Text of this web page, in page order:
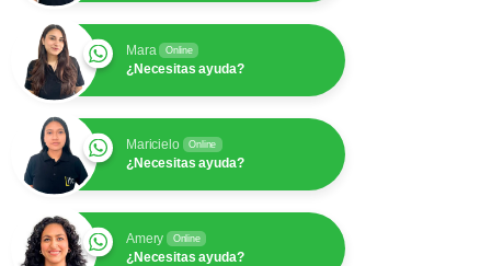
Mara Online
¿Necesitas ayuda?
Maricielo Online
¿Necesitas ayuda?
Amery Online
¿Necesitas ayuda?